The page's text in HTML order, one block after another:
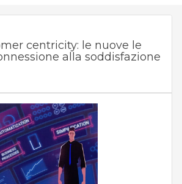
centricity: le nuove le
alla soddisfazione